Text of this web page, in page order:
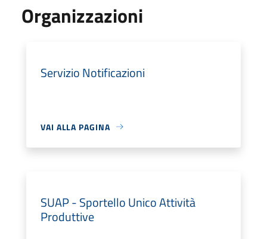
Organizzazioni
Servizio Notificazioni
VAI ALLA PAGINA
SUAP - Sportello Unico Attività
Produttive